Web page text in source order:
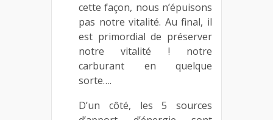
cette façon, nous n’épuisons
pas notre vitalité. Au final, il
est primordial de préserver
notre vitalité ! notre
carburant en quelque
sorte….
D’un côté, les 5 sources